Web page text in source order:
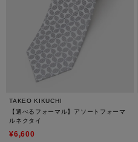
TAKEO KIKUCHI
【選べるフォーマル】アソートフォーマ
ルネクタイ
¥6,600